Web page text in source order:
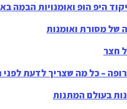
היפ הופ ואומנויות הבמה
חצר